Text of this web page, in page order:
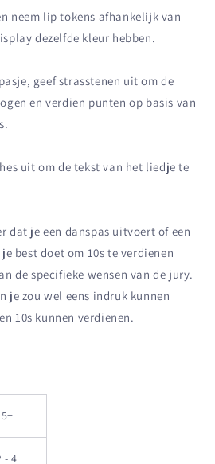
neem lip tokens afhankelijk van
dezelfde kleur hebben.
geef strasstenen uit om de
en verdien punten op basis van
uit om de tekst van het liedje te
dat je een danspas uitvoert of een
best doet om 10s te verdienen
de specifieke wensen van de jury.
je zou wel eens indruk kunnen
10s kunnen verdienen.
- 4